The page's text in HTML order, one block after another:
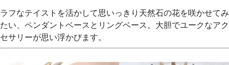
ラフなテイストを活かして思いっきり天然石の花を咲かせてみ
たい、ペンダントベースとリングベース。大胆でユークなアク
セサリーが思い浮かびます。